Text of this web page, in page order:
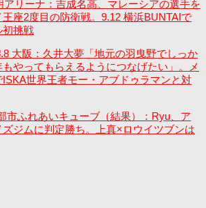
アリーナ：吉成名高、マレーシアの選手を
座2度目の防衛戦。9.12 横浜BUNTAIで
初挑戦
大阪：久井大夢「地元の羽曳野でしっか
もやってもらえるようにつなげたい」。メ
世界王者モー・アブドゥラマンと対
市ふれあいキューブ（結果）：Ryu、ア
ジムに判定勝ち。上真×ロウイツブンは